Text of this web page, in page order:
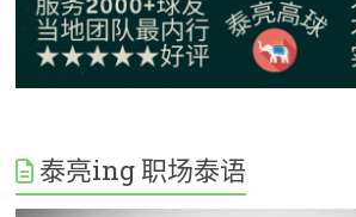
泰亮ing 职场泰语